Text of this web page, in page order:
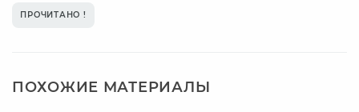
ПРОЧИТАНО !
ПОХОЖИЕ МАТЕРИАЛЫ